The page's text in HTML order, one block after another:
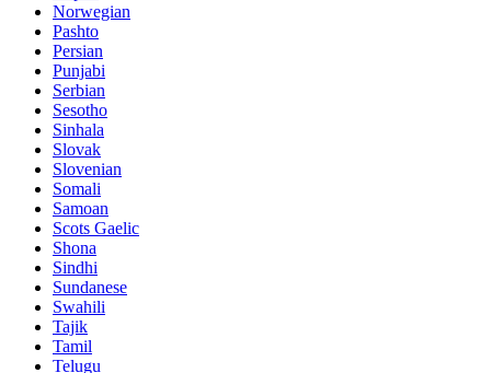
Norwegian
Pashto
Persian
Punjabi
Serbian
Sesotho
Sinhala
Slovak
Slovenian
Somali
Samoan
Scots Gaelic
Shona
Sindhi
Sundanese
Swahili
Tajik
Tamil
Telugu